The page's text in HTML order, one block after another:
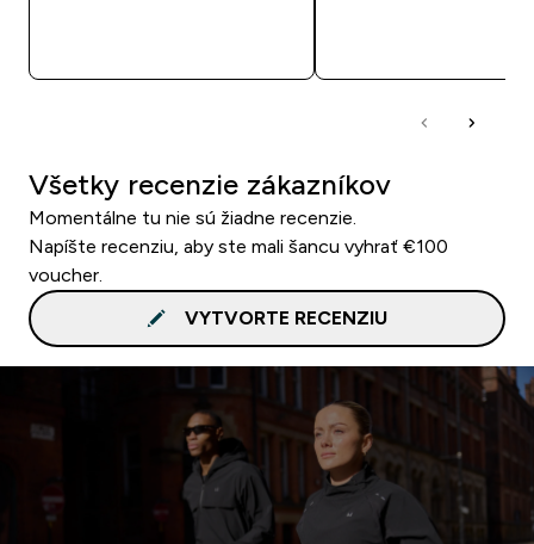
Všetky recenzie zákazníkov
Momentálne tu nie sú žiadne recenzie.
Napíšte recenziu, aby ste mali šancu vyhrať €100
voucher.
VYTVORTE RECENZIU